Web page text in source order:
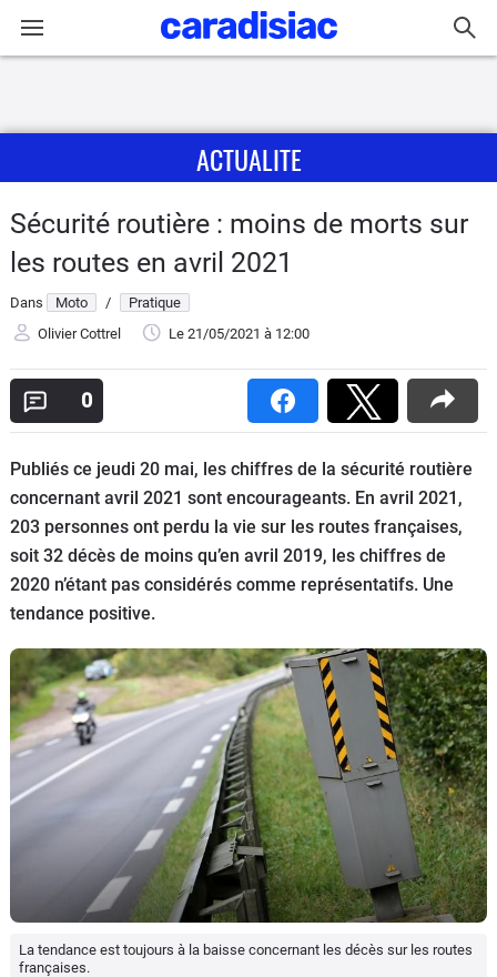
Actu
Essais
Equipement
Avis
Scooters
&
125
Marques
Services
Auto
ACTUALITE
Sécurité routière : moins de morts sur
les routes en avril 2021
Dans Moto /
Pratique
Olivier Cottrel
Le 21/05/2021 à 12:00
0
Publiés ce jeudi 20 mai, les chiffres de la sécurité routière
concernant avril 2021 sont encourageants. En avril 2021,
203 personnes ont perdu la vie sur les routes françaises,
soit 32 décès de moins qu’en avril 2019, les chiffres de
2020 n’étant pas considérés comme représentatifs. Une
tendance positive.
La tendance est toujours à la baisse concernant les décès sur les routes
françaises.